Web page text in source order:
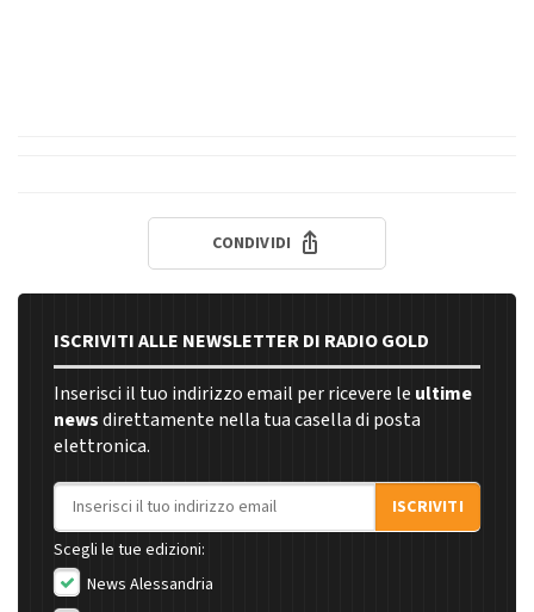
CONDIVIDI
ISCRIVITI ALLE NEWSLETTER DI RADIO GOLD
Inserisci il tuo indirizzo email per ricevere le ultime
newsdirettamente nella tua casella di posta
elettronica.
Indirizzo email
ISCRIVITI
Scegli le tue edizioni:
News Alessandria